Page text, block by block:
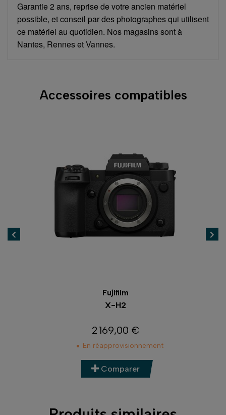
Garantie 2 ans, reprise de votre ancien matériel
possible, et conseil par des photographes qui utilisent
ce matériel au quotidien. Nos magasins sont à
Nantes, Rennes et Vannes.
Accessoires compatibles
Fujifilm
X-H2
Prix
2 169,00 €
En réapprovisionnement
Comparer